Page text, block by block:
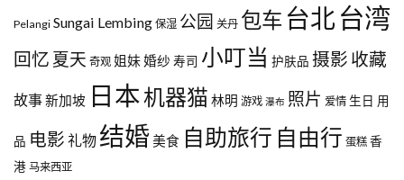
Pelangi Sungai Lembing 保湿 公园 关丹 包车 台北 台湾
回忆 夏天 奇观 姐妹婚纱 寿司 小叮当 护肤品 摄影 收藏
故事新加坡 日本机器猫 林明 游戏 瀑布 照片 爱情 生日 用
品 电影 礼物 结婚美食 自助旅行 自由行 蛋糕 香
港 马来西亚